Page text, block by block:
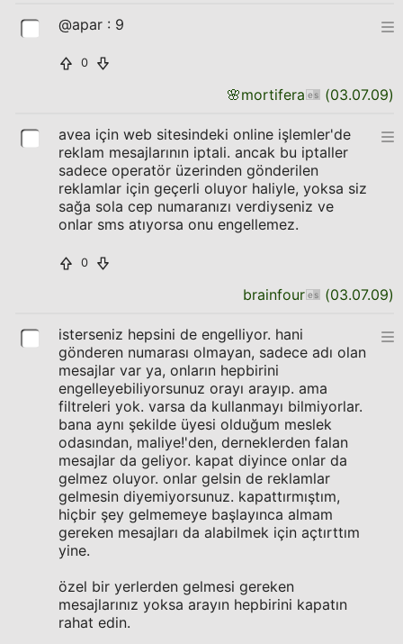
@apar : 9
0
🌸mortifera (03.07.09)
avea için web sitesindeki online işlemler'de
reklam mesajlarının iptali. ancak bu iptaller
sadece operatör üzerinden gönderilen
reklamlar için geçerli oluyor haliyle, yoksa siz
sağa sola cep numaranızı verdiyseniz ve
onlar sms atıyorsa onu engellemez.
0
brainfour (03.07.09)
isterseniz hepsini de engelliyor. hani
gönderen numarası olmayan, sadece adı olan
mesajlar var ya, onların hepbirini
engelleyebiliyorsunuz orayı arayıp. ama
filtreleri yok. varsa da kullanmayı bilmiyorlar.
bana aynı şekilde üyesi olduğum meslek
odasından, maliye!'den, derneklerden falan
mesajlar da geliyor. kapat diyince onlar da
gelmez oluyor. onlar gelsin de reklamlar
gelmesin diyemiyorsunuz. kapattırmıştım,
hiçbir şey gelmemeye başlayınca almam
gereken mesajları da alabilmek için açtırttım
yine.
özel bir yerlerden gelmesi gereken
mesajlarınız yoksa arayın hepbirini kapatın
rahat edin.